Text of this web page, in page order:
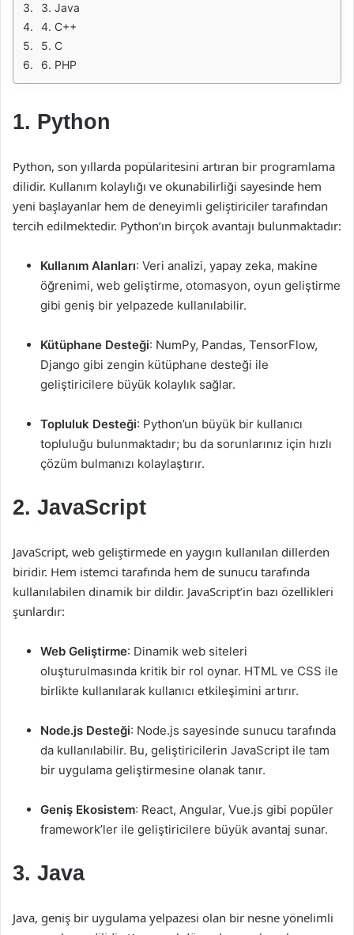
3. Java
4. C++
5. C
6. PHP
1. Python
Python, son yıllarda popülaritesini artıran bir programlama
dilidir. Kullanım kolaylığı ve okunabilirliği sayesinde hem
yeni başlayanlar hem de deneyimli geliştiriciler tarafından
tercih edilmektedir. Python’ın birçok avantajı bulunmaktadır:
Kullanım Alanları: Veri analizi, yapay zeka, makine
öğrenimi, web geliştirme, otomasyon, oyun geliştirme
gibi geniş bir yelpazede kullanılabilir.
Kütüphane Desteği: NumPy, Pandas, TensorFlow,
Django gibi zengin kütüphane desteği ile
geliştiricilere büyük kolaylık sağlar.
Topluluk Desteği: Python’un büyük bir kullanıcı
topluluğu bulunmaktadır; bu da sorunlarınız için hızlı
çözüm bulmanızı kolaylaştırır.
2. JavaScript
JavaScript, web geliştirmede en yaygın kullanılan dillerden
biridir. Hem istemci tarafında hem de sunucu tarafında
kullanılabilen dinamik bir dildir. JavaScript’in bazı özellikleri
şunlardır:
Web Geliştirme: Dinamik web siteleri
oluşturulmasında kritik bir rol oynar. HTML ve CSS ile
birlikte kullanılarak kullanıcı etkileşimini artırır.
Node.js Desteği: Node.js sayesinde sunucu tarafında
da kullanılabilir. Bu, geliştiricilerin JavaScript ile tam
bir uygulama geliştirmesine olanak tanır.
Geniş Ekosistem: React, Angular, Vue.js gibi popüler
framework’ler ile geliştiricilere büyük avantaj sunar.
3. Java
Java, geniş bir uygulama yelpazesi olan bir nesne yönelimli